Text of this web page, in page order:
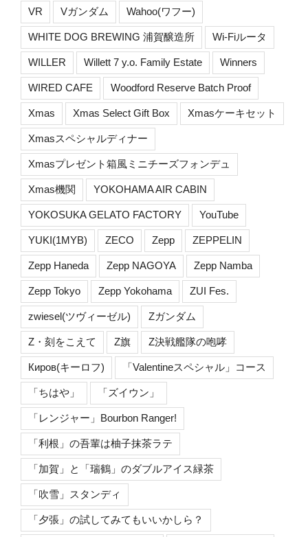
VR Vガンダム Wahoo(ワフー)
WHITE DOG BREWING 浦賀醸造所 Wi-Fiルータ
WILLER Willett 7 y.o. Family Estate Winners
WIRED CAFE Woodford Reserve Batch Proof
Xmas Xmas Select Gift Box Xmasケーキセット
Xmasスペシャルディナー
Xmasプレゼント箱風ミニチーズフォンデュ
Xmas機関 YOKOHAMA AIR CABIN
YOKOSUKA GELATO FACTORY YouTube
YUKI(1MYB) ZECO Zepp ZEPPELIN
Zepp Haneda Zepp NAGOYA Zepp Namba
Zepp Tokyo Zepp Yokohama ZUI Fes.
zwiesel(ツヴィーゼル) Zガンダム
Z・刻をこえて Z旗 Z決戦艦隊の咆哮
Киров(キーロフ) 「Valentineスペシャル」コース
「ちはや」 「ズイウン」
「レンジャー」Bourbon Ranger!
「利根」の吾輩は柚子抹茶ラテ
「加賀」と「瑞鶴」のダブルアイス緑茶
「吹雪」スタンディ
「夕張」の試してみてもいいかしら？